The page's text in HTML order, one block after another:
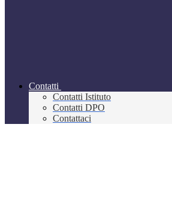
Contatti
Contatti Istituto
Contatti DPO
Contattaci